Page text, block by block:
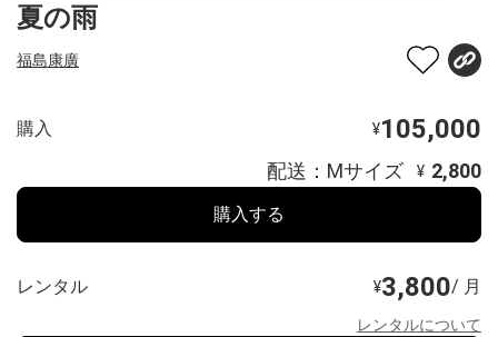
夏の雨
福島康廣
購入 ¥105,000
配送：Mサイズ ¥ 2,800
購入する
レンタル ¥3,800/ 月
レンタルについて